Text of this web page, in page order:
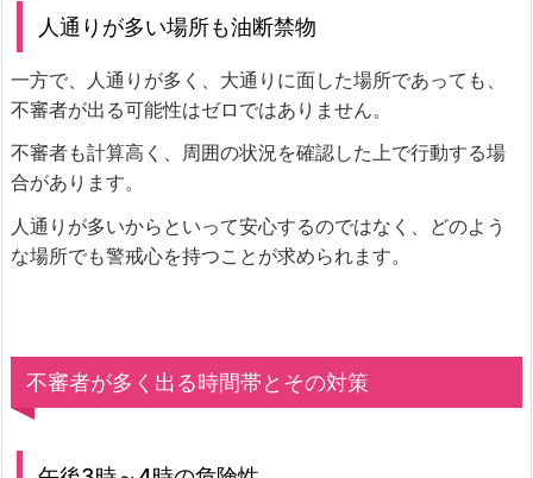
人通りが多い場所も油断禁物
一方で、人通りが多く、大通りに面した場所であっても、
不審者が出る可能性はゼロではありません。
不審者も計算高く、周囲の状況を確認した上で行動する場
合があります。
人通りが多いからといって安心するのではなく、どのよう
な場所でも警戒心を持つことが求められます。
不審者が多く出る時間帯とその対策